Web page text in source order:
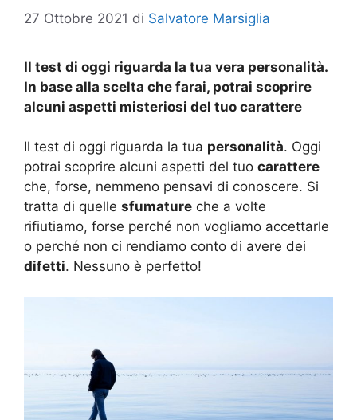
27 Ottobre 2021 di Salvatore Marsiglia
Il test di oggi riguarda la tua vera personalità.
In base alla scelta che farai, potrai scoprire
alcuni aspetti misteriosi del tuo carattere
Il test di oggi riguarda la tua personalità. Oggi
potrai scoprire alcuni aspetti del tuo carattere
che, forse, nemmeno pensavi di conoscere. Si
tratta di quelle sfumature che a volte
rifiutiamo, forse perché non vogliamo accettarle
o perché non ci rendiamo conto di avere dei
difetti. Nessuno è perfetto!